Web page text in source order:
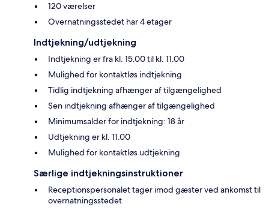
120 værelser
Overnatningsstedet har 4 etager
Indtjekning/udtjekning
Indtjekning er fra kl. 15.00 til kl. 11.00
Mulighed for kontaktløs indtjekning
Tidlig indtjekning afhænger af tilgængelighed
Sen indtjekning afhænger af tilgængelighed
Minimumsalder for indtjekning: 18 år
Udtjekning er kl. 11.00
Mulighed for kontaktløs udtjekning
Særlige indtjekningsinstruktioner
Receptionspersonalet tager imod gæster ved ankomst til
overnatningsstedet